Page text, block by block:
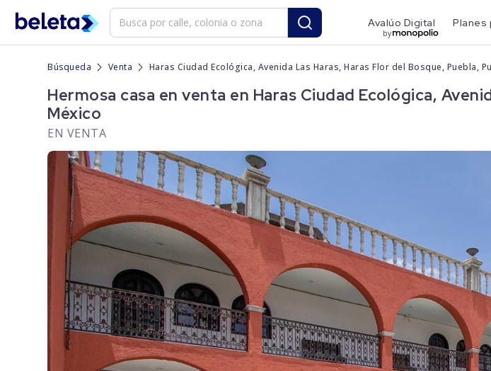
Avalúo Digital
by
Planes
Búsqueda Venta Haras Ciudad Ecológica, Avenida Las Haras, Haras Flor del Bosque, Puebla,
Hermosa casa en venta en Haras Ciudad Ecológica,
México
EN VENTA